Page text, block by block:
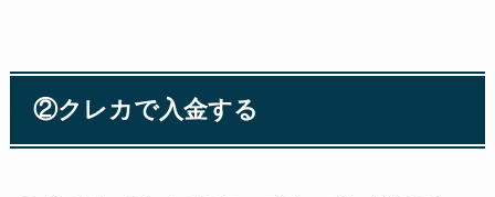
②クレカで入金する